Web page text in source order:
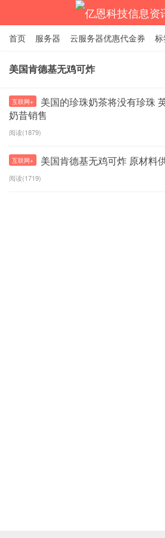
亿恩科技信息资
首页 服务器 云服务器优惠代金券
美国肯德基无鸡可炸
互联网+
美国的珍珠奶茶将没有珍珠
奶昔销售
阅读(1879)
互联网+ 美国肯德基无鸡可炸 原材料
阅读(1719)